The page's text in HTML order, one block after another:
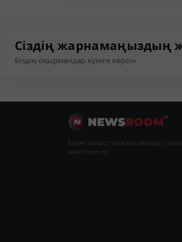
Сіздің жарнамаңыздың
Біздің оқырмандар күніге көрсін
Бүгінгі Қазақстан және әлемдегі
Newsroom.kz